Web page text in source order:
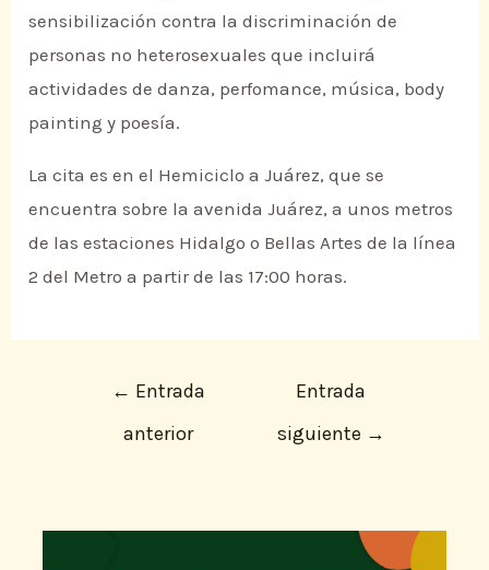
sensibilización contra la discriminación de
personas no heterosexuales que incluirá
actividades de danza, perfomance, música, body
painting y poesía.
La cita es en el Hemiciclo a Juárez, que se
encuentra sobre la avenida Juárez, a unos metros
de las estaciones Hidalgo o Bellas Artes de la línea
2 del Metro a partir de las 17:00 horas.
← Entrada
anterior
Entrada
siguiente →